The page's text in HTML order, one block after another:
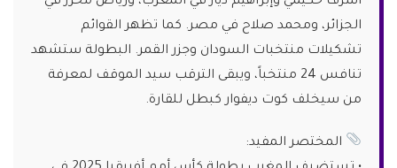
الجزائر، ومحمد صلاح في مصر. كما تظهر القوائم
تشكيلات منتخبات السودان وجزر القمر. البطولة ستشهد
تنافس 24 منتخباً، ويبقى الترقب سيد الموقف لمعرفة
من سيخلف كوت ديفوار كبطل للقارة.
المختصر المفيد: